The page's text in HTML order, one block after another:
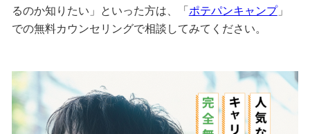
るのか知りたい」といった方は、「 ポテパンキャンプ」
での無料カウンセリングで相談してみてください。